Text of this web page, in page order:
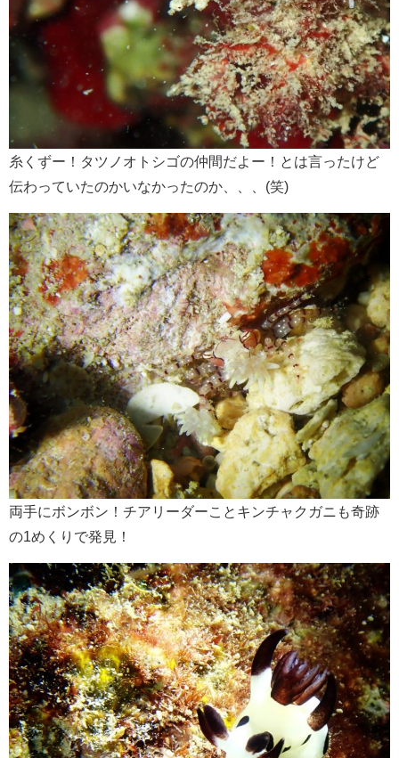
糸くずー！タツノオトシゴの仲間だよー！とは言ったけど
伝わっていたのかいなかったのか、、、(笑)
両手にボンボン！チアリーダーことキンチャクガニも奇跡
の1めくりで発見！